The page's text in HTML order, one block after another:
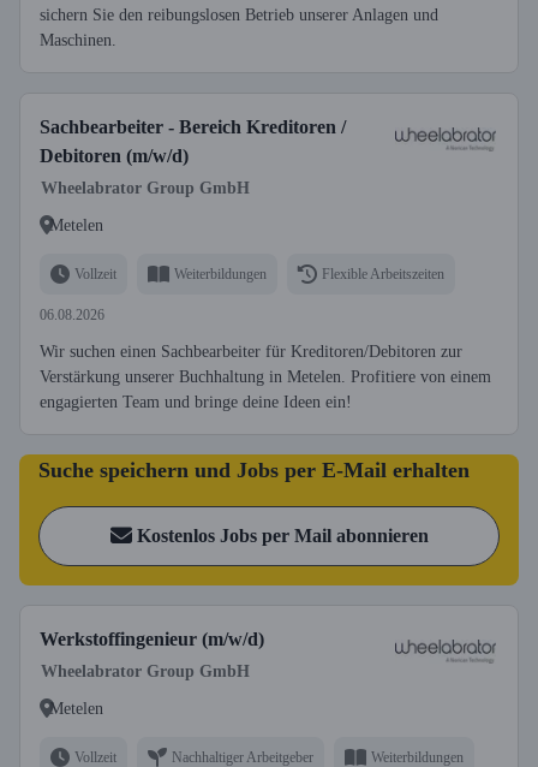
sichern Sie den reibungslosen Betrieb unserer Anlagen und
Maschinen.
Sachbearbeiter - Bereich Kreditoren /
Debitoren (m/w/d)
Wheelabrator Group GmbH
Metelen
Vollzeit Weiterbildungen Flexible Arbeitszeiten
06.08.2026
Wir suchen einen Sachbearbeiter für Kreditoren/Debitoren zur
Verstärkung unserer Buchhaltung in Metelen. Profitiere von einem
engagierten Team und bringe deine Ideen ein!
Suche speichern und Jobs per E-Mail erhalten
Kostenlos Jobs per Mail abonnieren
Werkstoffingenieur (m/w/d)
Wheelabrator Group GmbH
Metelen
Vollzeit Nachhaltiger Arbeitgeber Weiterbildungen